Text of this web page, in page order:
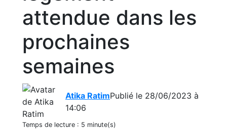
attendue dans les
prochaines
semaines
Atika RatimPublié le 28/06/2023 à
14:06
Temps de lecture : 5 minute(s)